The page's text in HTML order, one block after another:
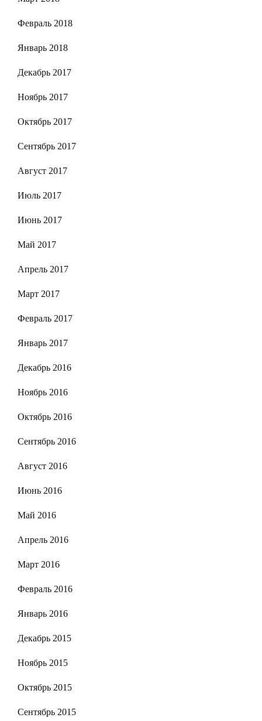
Февраль 2018
Январь 2018
Декабрь 2017
Ноябрь 2017
Октябрь 2017
Сентябрь 2017
Август 2017
Июль 2017
Июнь 2017
Май 2017
Апрель 2017
Март 2017
Февраль 2017
Январь 2017
Декабрь 2016
Ноябрь 2016
Октябрь 2016
Сентябрь 2016
Август 2016
Июнь 2016
Май 2016
Апрель 2016
Март 2016
Февраль 2016
Январь 2016
Декабрь 2015
Ноябрь 2015
Октябрь 2015
Сентябрь 2015